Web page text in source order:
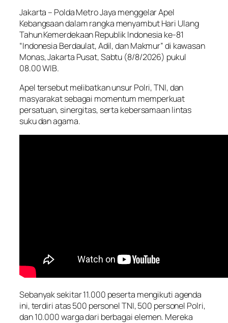
Jakarta – Polda Metro Jaya menggelar Apel
Kebangsaan dalam rangka menyambut Hari Ulang
Tahun Kemerdekaan Republik Indonesia ke-81
“Indonesia Berdaulat, Adil, dan Makmur” di kawasan
Monas, Jakarta Pusat, Sabtu (8/8/2026) pukul
08.00 WIB.
Apel tersebut melibatkan unsur Polri, TNI, dan
masyarakat sebagai momentum memperkuat
persatuan, sinergitas, serta kebersamaan lintas
suku dan agama.
Sebanyak sekitar 11.000 peserta mengikuti agenda
ini, terdiri atas 500 personel TNI, 500 personel Polri,
dan 10.000 warga dari berbagai elemen. Mereka